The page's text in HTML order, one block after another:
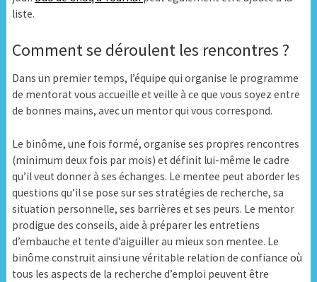
liste.
Comment se déroulent les rencontres ?
Dans un premier temps, l’équipe qui organise le programme
de mentorat vous accueille et veille à ce que vous soyez entre
de bonnes mains, avec un mentor qui vous correspond.
Le binôme, une fois formé, organise ses propres rencontres
(minimum deux fois par mois) et définit lui-même le cadre
qu’il veut donner à ses échanges. Le mentee peut aborder les
questions qu’il se pose sur ses stratégies de recherche, sa
situation personnelle, ses barrières et ses peurs. Le mentor
prodigue des conseils, aide à préparer les entretiens
d’embauche et tente d’aiguiller au mieux son mentee. Le
binôme construit ainsi une véritable relation de confiance où
tous les aspects de la recherche d’emploi peuvent être